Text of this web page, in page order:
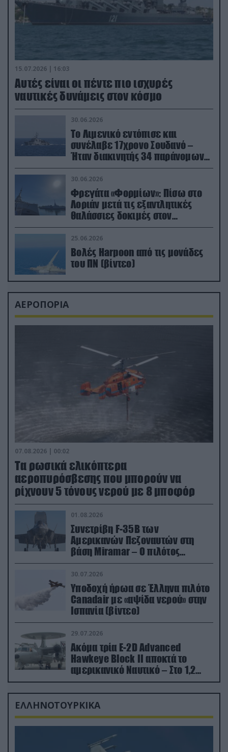
15.07.2026 | 16:03
Aυτές είναι οι πέντε πιο ισχυρές
ναυτικές δυνάμεις στον κόσμο
30.06.2026
Το Λιμενικό εντόπισε και
συνέλαβε 17χρονο Σουδανό –
Ήταν διακινητής 34 παράνομων
μεταναστών
30.06.2026
Φρεγάτα «Φορμίων»: Πίσω στο
Λοριάν μετά τις εξαντλητικές
θαλάσσιες δοκιμές στον
απαιτητικό Βισκαϊκό
25.06.2026
Βολές Harpoon από τις μονάδες
του ΠΝ (βίντεο)
ΑΕΡΟΠΟΡΙΑ
07.08.2026 | 00:02
Τα ρωσικά ελικόπτερα
αεροπυρόσβεσης που μπορούν να
ρίχνουν 5 τόνους νερού με 8 μποφόρ
01.08.2026
Συνετρίβη F-35B των
Αμερικανών Πεζοναυτών στη
βάση Miramar – Ο πιλότος
εκτινάχθηκε εγκαίρως
30.07.2026
Υποδοχή ήρωα σε Έλληνα πιλότο
Canadair με «αψίδα νερού» στην
Ισπανία (βίντεο)
29.07.2026
Ακόμα τρία E-2D Advanced
Hawkeye Block II αποκτά το
αμερικανικό Ναυτικό – Στο 1,2
δισ.δολάρια το κόστος
ΕΛΛΗΝΟΤΟΥΡΚΙΚΑ